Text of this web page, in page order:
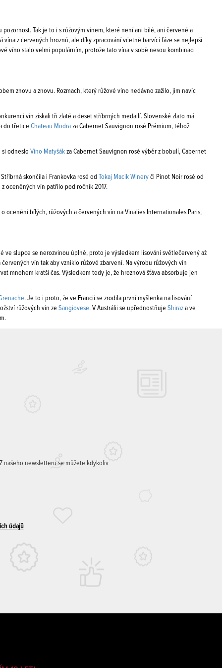
Tak je to i s růžovým vínem, které není ani bílé, ani červené a
vína z červených hroznů, ale díky zpracování včetně barvící fáze se nejlepší
víno stalo velmi populárním, protože tato vína v sobě nesou kombinaci
znovu a znovu. Rozmach, který růžové víno nedávno zažilo, jim navíc
vín získali tři zlaté a deset stříbrných medailí. Slovenské zlato má
do třetice Chateau Modra za Cabernet Sauvignon rosé Prémium, téhož
odneslo Víno Matyšák za Cabernet Sauvignon rosé výběr z bobulí, Cabernet
Stříbrná skončila i Frankovka rosé od Tokaj Macik Winery či Pinot Noir rosé od
z oceněných vín patřilo pod ročník 2017.
ocenění bílých, růžových a červených vín na Vinalies Internationales Paris,
ve slupce se nerozvinou úplně, proto je výsledkem lisování světlečervený až
vín tak aby vzniklo růžové zbarvení. Na výrobu růžových vín
mnohem kratší čas. Výsledkem tedy je, že hroznová šťáva absorbuje jen
. Je to i proto, že ve Francii se zrodila první myšlenka na lisování
růžových vín ze Sangiovese. V Austrálii se upřednostňuje Shiraz a ve
našeho newsletteru se můžete kdykoliv
údajů